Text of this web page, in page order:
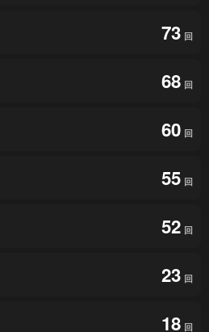
73 回
68 回
60 回
55 回
52 回
23 回
18 回